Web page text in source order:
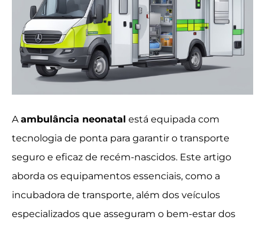
A ambulância neonatal está equipada com
tecnologia de ponta para garantir o transporte
seguro e eficaz de recém-nascidos. Este artigo
aborda os equipamentos essenciais, como a
incubadora de transporte, além dos veículos
especializados que asseguram o bem-estar dos